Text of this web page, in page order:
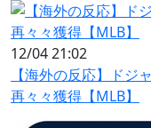
12/04 21:02
【海外の反応】ドジ
再々々獲得【MLB】